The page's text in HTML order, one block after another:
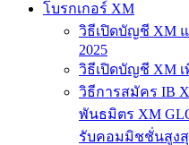
โบรกเกอร์ XM
วิธีเปิดบัญชี XM แ
2025
วิธีเปิดบัญชี XM
วิธีการสมัคร IB
พันธมิตร XM
รับคอมมิชชั่นสูงสุ